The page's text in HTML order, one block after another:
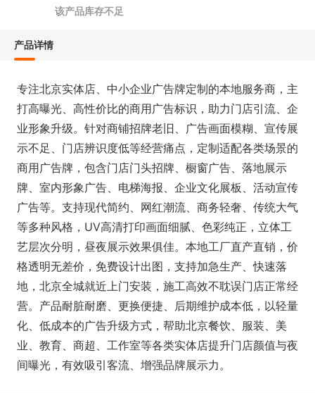
该产品库存不足
产品详情
专注北京实体店、中小企业广告牌定制的本地服务商，主
打高曝光、高性价比的商用广告标识，助力门店引流、企
业形象升级。针对商铺招牌老旧、广告画面模糊、宣传展
示不足、门店辨识度低等经营痛点，定制适配各类场景的
商用广告牌，包含门店门头招牌、橱窗广告、落地展示
牌、室内形象广告、电梯海报、企业文化展板、活动宣传
广告等。支持现代简约、网红潮流、商务轻奢、传统大气
等多种风格，UV高清打印画面细腻、色彩纯正，立体工
艺层次分明，昼夜展示效果俱佳。本地工厂直产直销，价
格透明无差价，免费设计出图，支持加急生产、快速落
地，北京全城就近上门安装，施工高效不耽误门店正常经
营。产品耐脏耐磨、更换便捷、后期维护成本低，以轻量
化、低成本的广告升级方式，帮助北京餐饮、服装、美
业、教育、商超、工作室等各类实体店提升门店颜值与夜
间曝光，有效吸引客流、增强品牌展示力。